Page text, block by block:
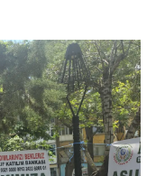
Erzincan
Erzurum
Eskişehir